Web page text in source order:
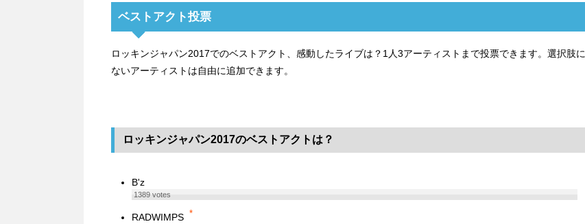
ベストアクト投票
ロッキンジャパン2017でのベストアクト、感動したライブは？1人3アーティストまで投票できます。選択肢に
ないアーティストは自由に追加できます。
ロッキンジャパン2017のベストアクトは？
B'z
1389votes
RADWIMPS *